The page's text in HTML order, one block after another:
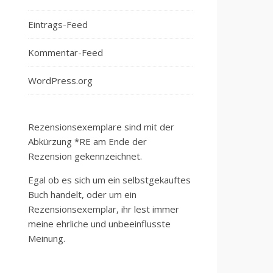
Eintrags-Feed
Kommentar-Feed
WordPress.org
Rezensionsexemplare sind mit der
Abkürzung *RE am Ende der
Rezension gekennzeichnet.
Egal ob es sich um ein selbstgekauftes
Buch handelt, oder um ein
Rezensionsexemplar, ihr lest immer
meine ehrliche und unbeeinflusste
Meinung.